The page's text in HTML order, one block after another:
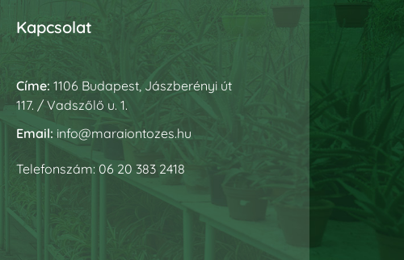
Kapcsolat
Címe: 1106 Budapest, Jászberényi út
117. / Vadszőlő u. 1.
Email: info@maraiontozes.hu
Telefonszám: 06 20 383 2418